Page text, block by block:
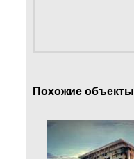
Похожие объекты